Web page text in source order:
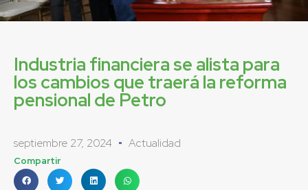
Industria financiera se alista para
los cambios que traerá la reforma
pensional de Petro
septiembre 27, 2024 Actualidad
Compartir